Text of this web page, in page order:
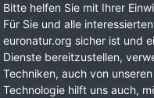
Bitte helfen Sie mit Ihrer
Für Sie und alle
euronatur.org sicher ist und
Dienste bereitzustellen,
Techniken, auch von
Technologie hilft uns auch,